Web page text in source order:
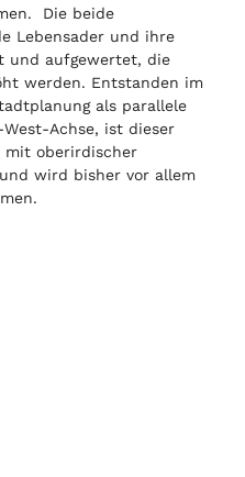
Die beide
Lebensader und ihre
und aufgewertet, die
werden. Entstanden im
als parallele
Achse, ist dieser
mit oberirdischer
wird bisher vor allem